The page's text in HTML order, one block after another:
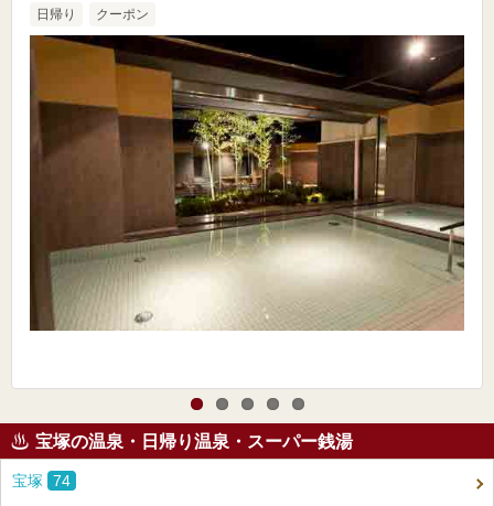
日帰り クーポン
宝塚の温泉・日帰り温泉・スーパー銭湯
宝塚 74